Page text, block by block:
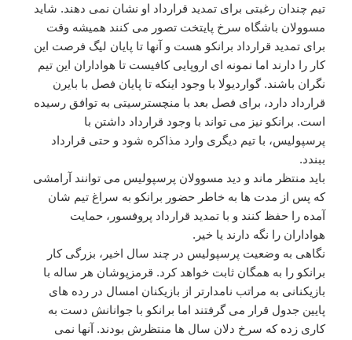
تیم چندان رغبتی برای تمدید قرارداد او نشان نمی دهند. شاید
مسوولان باشگاه سرخ پایتخت تصور می کنند همیشه وقت
برای تمدید قرارداد برانکو هست و آنها تا پایان لیگ فرصت این
کار را دارند اما نمونه ای اروپایی کافیست تا هواداران این تیم
نگران باشند. گواردیولا با وجود اینکه تا پایان فصل با بایرن
قرارداد دارد، برای فصل بعد با منچسترسیتی به توافق رسیده
است. برانکو نیز می تواند با وجود قرارداد داشتن با
پرسپولیس، با تیم دیگری وارد مذاکره شود و حتی قرارداد
ببندد.
باید منتظر ماند و دید مسوولان پرسپولیس می توانند آرامشی
که پس از مدت ها به خاطر حضور برانکو به سراغ تیم شان
آمده را حفظ کنند و با تمدید قرارداد پروفسور، حمایت
هواداران را نگه دارند یا خیر.
نگاهی به وضعیت پرسپولیس در چند سال اخیر، بزرگی کار
برانکو را به همگان ثابت خواهد کرد. قرمزپوشان هر ساله با
بازیکنانی به مراتب نامدارتر از بازیکنان امسال در رده های
پایین جدول قرار می گرفتند اما برانکو با جوانانش دست به
کاری زده که سرخ دلان سال ها منتظرش بودند. آنها نمی